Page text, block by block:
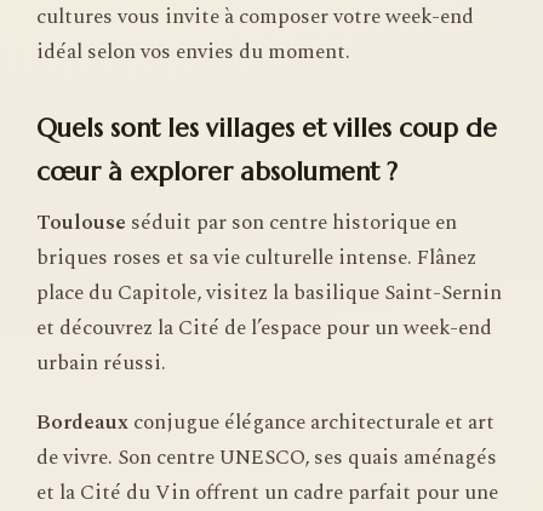
cultures vous invite à composer votre week-end
idéal selon vos envies du moment.
Quels sont les villages et villes coup de
cœur à explorer absolument ?
Toulouse séduit par son centre historique en
briques roses et sa vie culturelle intense. Flânez
place du Capitole, visitez la basilique Saint-Sernin
et découvrez la Cité de l’espace pour un week-end
urbain réussi.
Bordeauxconjugue élégance architecturale et art
de vivre. Son centre UNESCO, ses quais aménagés
et la Cité du Vin offrent un cadre parfait pour une